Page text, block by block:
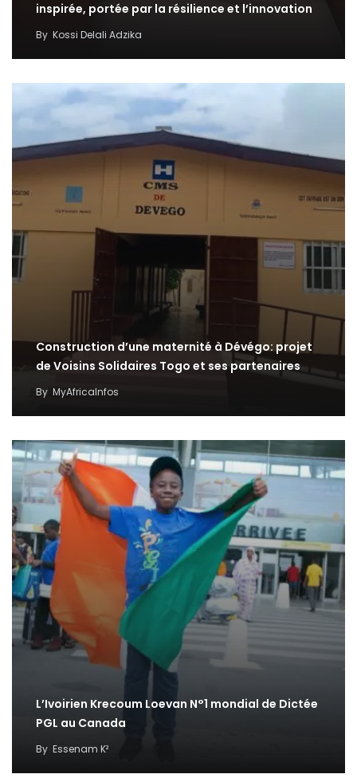
inspirée, portée par la résilience et l’innovation
By Kossi Delali Adzika
Construction d’une maternité à Dévégo: projet
de Voisins Solidaires Togo et ses partenaires
By MyAfricaInfos
L’Ivoirien Krecoum Loevan N°1 mondial de Dictée
PGL au Canada
By Essenam K²